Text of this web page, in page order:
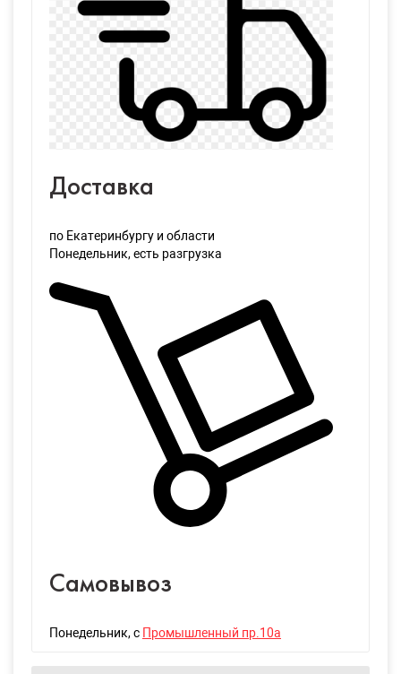
Доставка
по Екатеринбургу и области
Понедельник, есть разгрузка
Самовывоз
Понедельник, с Промышленный пр.10а